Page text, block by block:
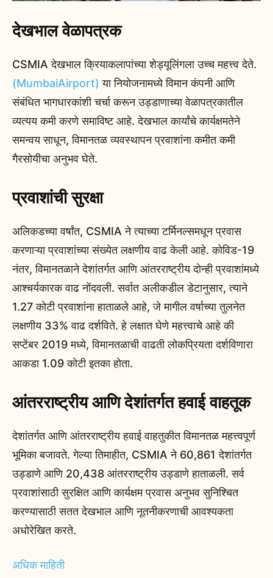
देखभाल वेळापत्रक
CSMIA देखभाल क्रियाकलापांच्या शेड्यूलिंगला उच्च महत्त्व देते.
(MumbaiAirport) या नियोजनामध्ये विमान कंपनी आणि
संबंधित भागधारकांशी चर्चा करून उड्डाणाच्या वेळापत्रकातील
व्यत्यय कमी करणे समाविष्ट आहे. देखभाल कार्यांचे कार्यक्षमतेने
समन्वय साधून, विमानतळ व्यवस्थापन प्रवाशांना कमीत कमी
गैरसोयीचा अनुभव घेते.
प्रवाशांची सुरक्षा
अलिकडच्या वर्षांत, CSMIA ने त्याच्या टर्मिनल्समधून प्रवास
करणाऱ्या प्रवाशांच्या संख्येत लक्षणीय वाढ केली आहे. कोविड-19
नंतर, विमानतळाने देशांतर्गत आणि आंतरराष्ट्रीय दोन्ही प्रवाशांमध्ये
आश्चर्यकारक वाढ नोंदवली. सर्वात अलीकडील डेटानुसार, त्याने
1.27 कोटी प्रवाशांना हाताळले आहे, जे मागील वर्षाच्या तुलनेत
लक्षणीय 33% वाढ दर्शविते. हे लक्षात घेणे महत्त्वाचे आहे की
सप्टेंबर 2019 मध्ये, विमानतळाची वाढती लोकप्रियता दर्शविणारा
आकडा 1.09 कोटी इतका होता.
आंतरराष्ट्रीय आणि देशांतर्गत हवाई वाहतूक
देशांतर्गत आणि आंतरराष्ट्रीय हवाई वाहतुकीत विमानतळ महत्त्वपूर्ण
भूमिका बजावते. गेल्या तिमाहीत, CSMIA ने 60,861 देशांतर्गत
उड्डाणे आणि 20,438 आंतरराष्ट्रीय उड्डाणे हाताळली. सर्व
प्रवाशांसाठी सुरक्षित आणि कार्यक्षम प्रवास अनुभव सुनिश्चित
करण्यासाठी सतत देखभाल आणि नूतनीकरणाची आवश्यकता
अधोरेखित करते.
अधिक माहिती